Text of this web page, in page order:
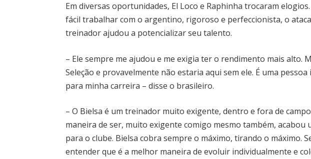
Em diversas oportunidades, El Loco e Raphinha trocaram
fácil trabalhar com o argentino, rigoroso e perfeccionista, o
treinador ajudou a potencializar seu talento.
– Ele sempre me ajudou e me exigia ter o rendimento mais alto.
Seleção e provavelmente não estaria aqui sem ele. É uma
para minha carreira – disse o brasileiro.
– O Bielsa é um treinador muito exigente, dentro e fora de
maneira de ser, muito exigente comigo mesmo também, acabou
para o clube. Bielsa cobra sempre o máximo, tirando o máximo.
entender que é a melhor maneira de evoluir individualmente e